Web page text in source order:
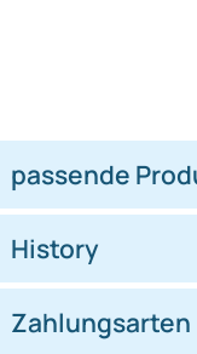
Fakra Antennen
Verlängerungskabel 5
adaptiert von Fakra (m)
((0))
UVP 13,98 € *9,45 €